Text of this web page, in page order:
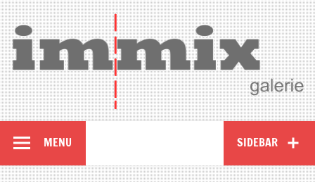
SIDEBAR
MENU